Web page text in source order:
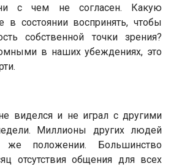
с чем не согласен. Какую
состоянии воспринять, чтобы
собственной точки зрения?
в наших убеждениях, это
виделся и не играл с другими
Миллионы других людей
положении. Большинство
отсутствия общения для всех